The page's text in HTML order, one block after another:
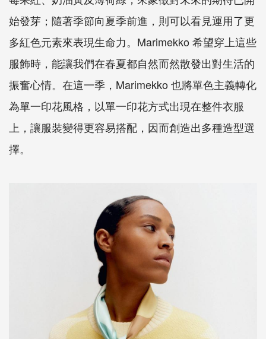
始發芽；隨著季節向夏季前進，則可以看見運用了更
多紅色元素來表現生命力。Marimekko 希望穿上這些
服飾時，能讓我們在春夏都自然而然散發出對生活的
振奮心情。在這一季，Marimekko 也將單色主義轉化
為單一印花風格，以單一印花方式出現在整件衣服
上，讓服裝變得更容易搭配，因而創造出多種造型選
擇。